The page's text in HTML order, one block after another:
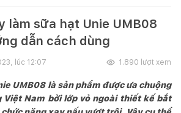
làm sữa hạt Unie UMB08
dẫn cách dùng
lúc 12:07 1.890 lượt xem
UMB08 là sản phẩm được ưa chuộng
Việt Nam bởi lớp vỏ ngoài thiết kế bắt